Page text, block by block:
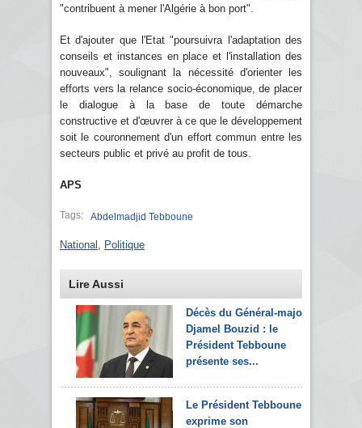
"contribuent à mener l'Algérie à bon port".
Et d'ajouter que l'Etat "poursuivra l'adaptation des
conseils et instances en place et l'installation des
nouveaux", soulignant la nécessité d'orienter les
efforts vers la relance socio-économique, de placer
le dialogue à la base de toute démarche
constructive et d'œuvrer à ce que le développement
soit le couronnement d'un effort commun entre les
secteurs public et privé au profit de tous.
APS
Tags: Abdelmadjid Tebboune
National Politique
Lire Aussi
Décès du Général-major
Djamel Bouzid : le
Président Tebboune
présente ses...
Le Président Tebboune
exprime son